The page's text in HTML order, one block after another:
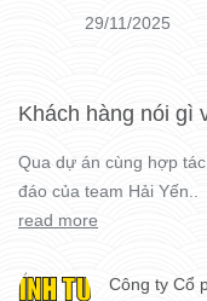
29/11/2025
Khách hàng nói gì
Qua dự án cùng hợp
đáo của team Hải Yến..
read more
Công ty Cổ